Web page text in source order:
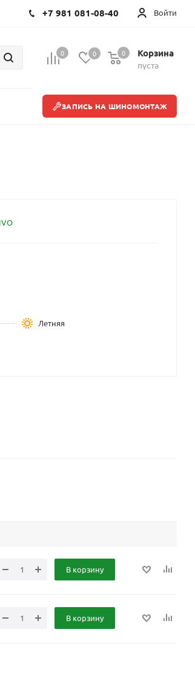
Войти
+7 981 081-08-40
0 0 Корзина
пуста
0
ЗАПИСЬ НА ШИНОМОНТАЖ
Летняя
В корзину
В корзину